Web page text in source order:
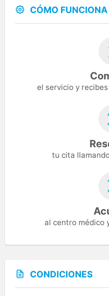
CÓMO FUNCIONA
el servicio y
tu cita
al centro médico
CONDICIONES